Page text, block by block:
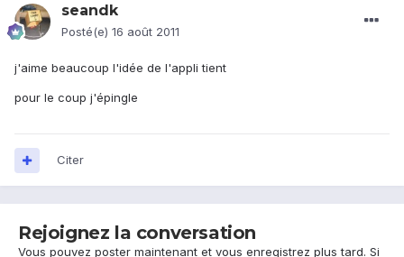
seandk
Posté(e) 16 août 2011
j'aime beaucoup l'idée de l'appli tient
pour le coup j'épingle
Citer
Rejoignez la conversation
Vous pouvez poster maintenant et vous enregistrez plus tard. Si